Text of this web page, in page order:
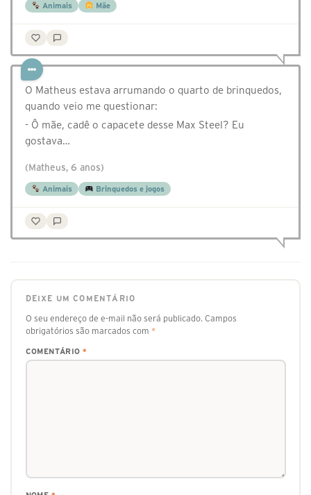
Animais Mãe
O Matheus estava arrumando o quarto de brinquedos,
quando veio me questionar:
- Ô mãe, cadê o capacete desse Max Steel? Eu
gostava…
(Matheus, 6 anos)
Animais Brinquedos e jogos
DEIXE UM COMENTÁRIO
O seu endereço de e-mail não será publicado. Campos
obrigatórios são marcados com *
COMENTÁRIO *